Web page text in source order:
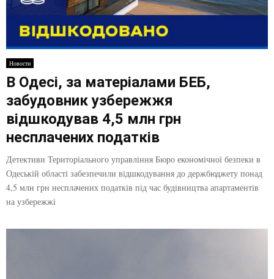
Новости
В Одесі, за матеріалами БЕБ,
забудовник узбережжя
відшкодував 4,5 млн грн
несплачених податків
Детективи Територіального управління Бюро економічної безпеки в
Одеській області забезпечили відшкодування до держбюджету понад
4,5 млн грн несплачених податків під час будівництва апартаментів
на узбережжі